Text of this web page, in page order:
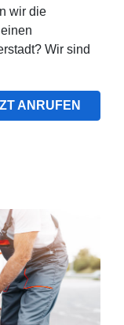
wir die
Wir sind
ANRUFEN